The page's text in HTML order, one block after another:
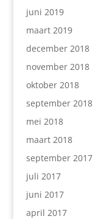
juni 2019
maart 2019
december 2018
november 2018
oktober 2018
september 2018
mei 2018
maart 2018
september 2017
juli 2017
juni 2017
april 2017